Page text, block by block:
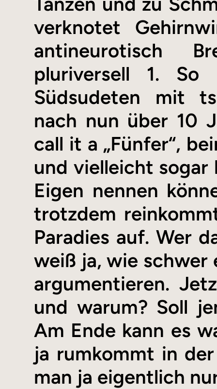
verknotet
antineurotisch
pluriversell 1. So
Südsudeten mit
nach nun über 10
call it a „Fünfer“,
und vielleicht
Eigen nennen
trotzdem
Paradies auf. Wer
weiß ja, wie schwer
argumentieren.
und warum? Soll
Am Ende kann es
ja rumkommt in
man ja eigentlich